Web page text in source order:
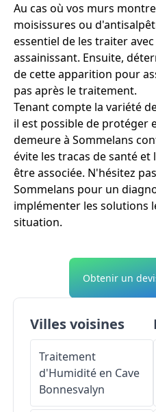
Au cas où vos murs
moisissures ou
essentiel de les traiter
assainissant. Ensuite,
de cette apparition pour
pas après le traitement.
Tenant compte la variété
il est possible de protéger
demeure à Sommelans
évite les tracas de santé
être associée. N'hésitez
Sommelans pour un
implémenter les solutions
situation.
Obtenir un
Villes voisines
Traitement
d'Humidité en Cave
Bonnesvalyn